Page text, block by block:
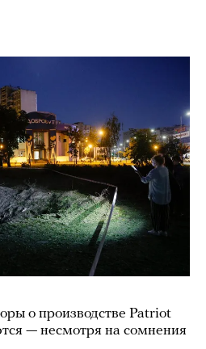
о производстве Patriot
— несмотря на сомнения